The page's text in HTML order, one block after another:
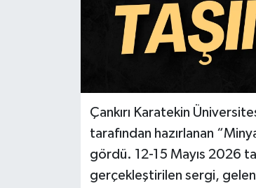
Çankırı Karatekin
tarafından hazırlanan
gördü. 12-15 Mayıs 2026
gerçekleştirilen sergi,
VİZYONDAKİLER